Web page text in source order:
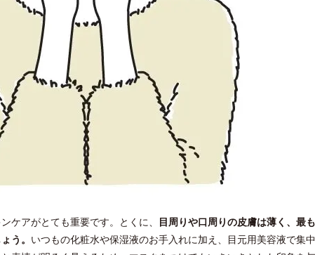
ケアがとても重要です。とくに、
目周りや口周りの皮膚は薄く、最
う。 いつもの化粧水や保湿液のお手入れに加え、目元用美容液で集